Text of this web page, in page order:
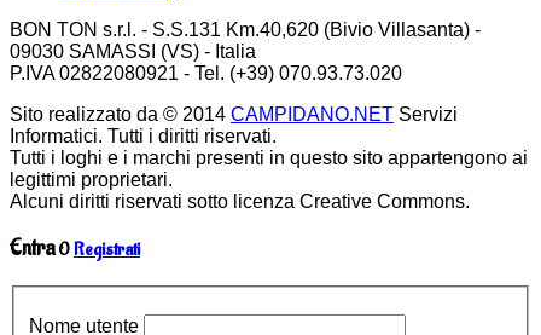
BON TON s.r.l. - S.S.131 Km.40,620 (Bivio Villasanta) -
09030 SAMASSI (VS) - Italia
P.IVA 02822080921 - Tel. (+39) 070.93.73.020
Sito realizzato da © 2014 CAMPIDANO.NET Servizi
Informatici. Tutti i diritti riservati.
Tutti i loghi e i marchi presenti in questo sito appartengono ai
legittimi proprietari.
Alcuni diritti riservati sotto licenza Creative Commons.
EntraORegistrati
Nome utente